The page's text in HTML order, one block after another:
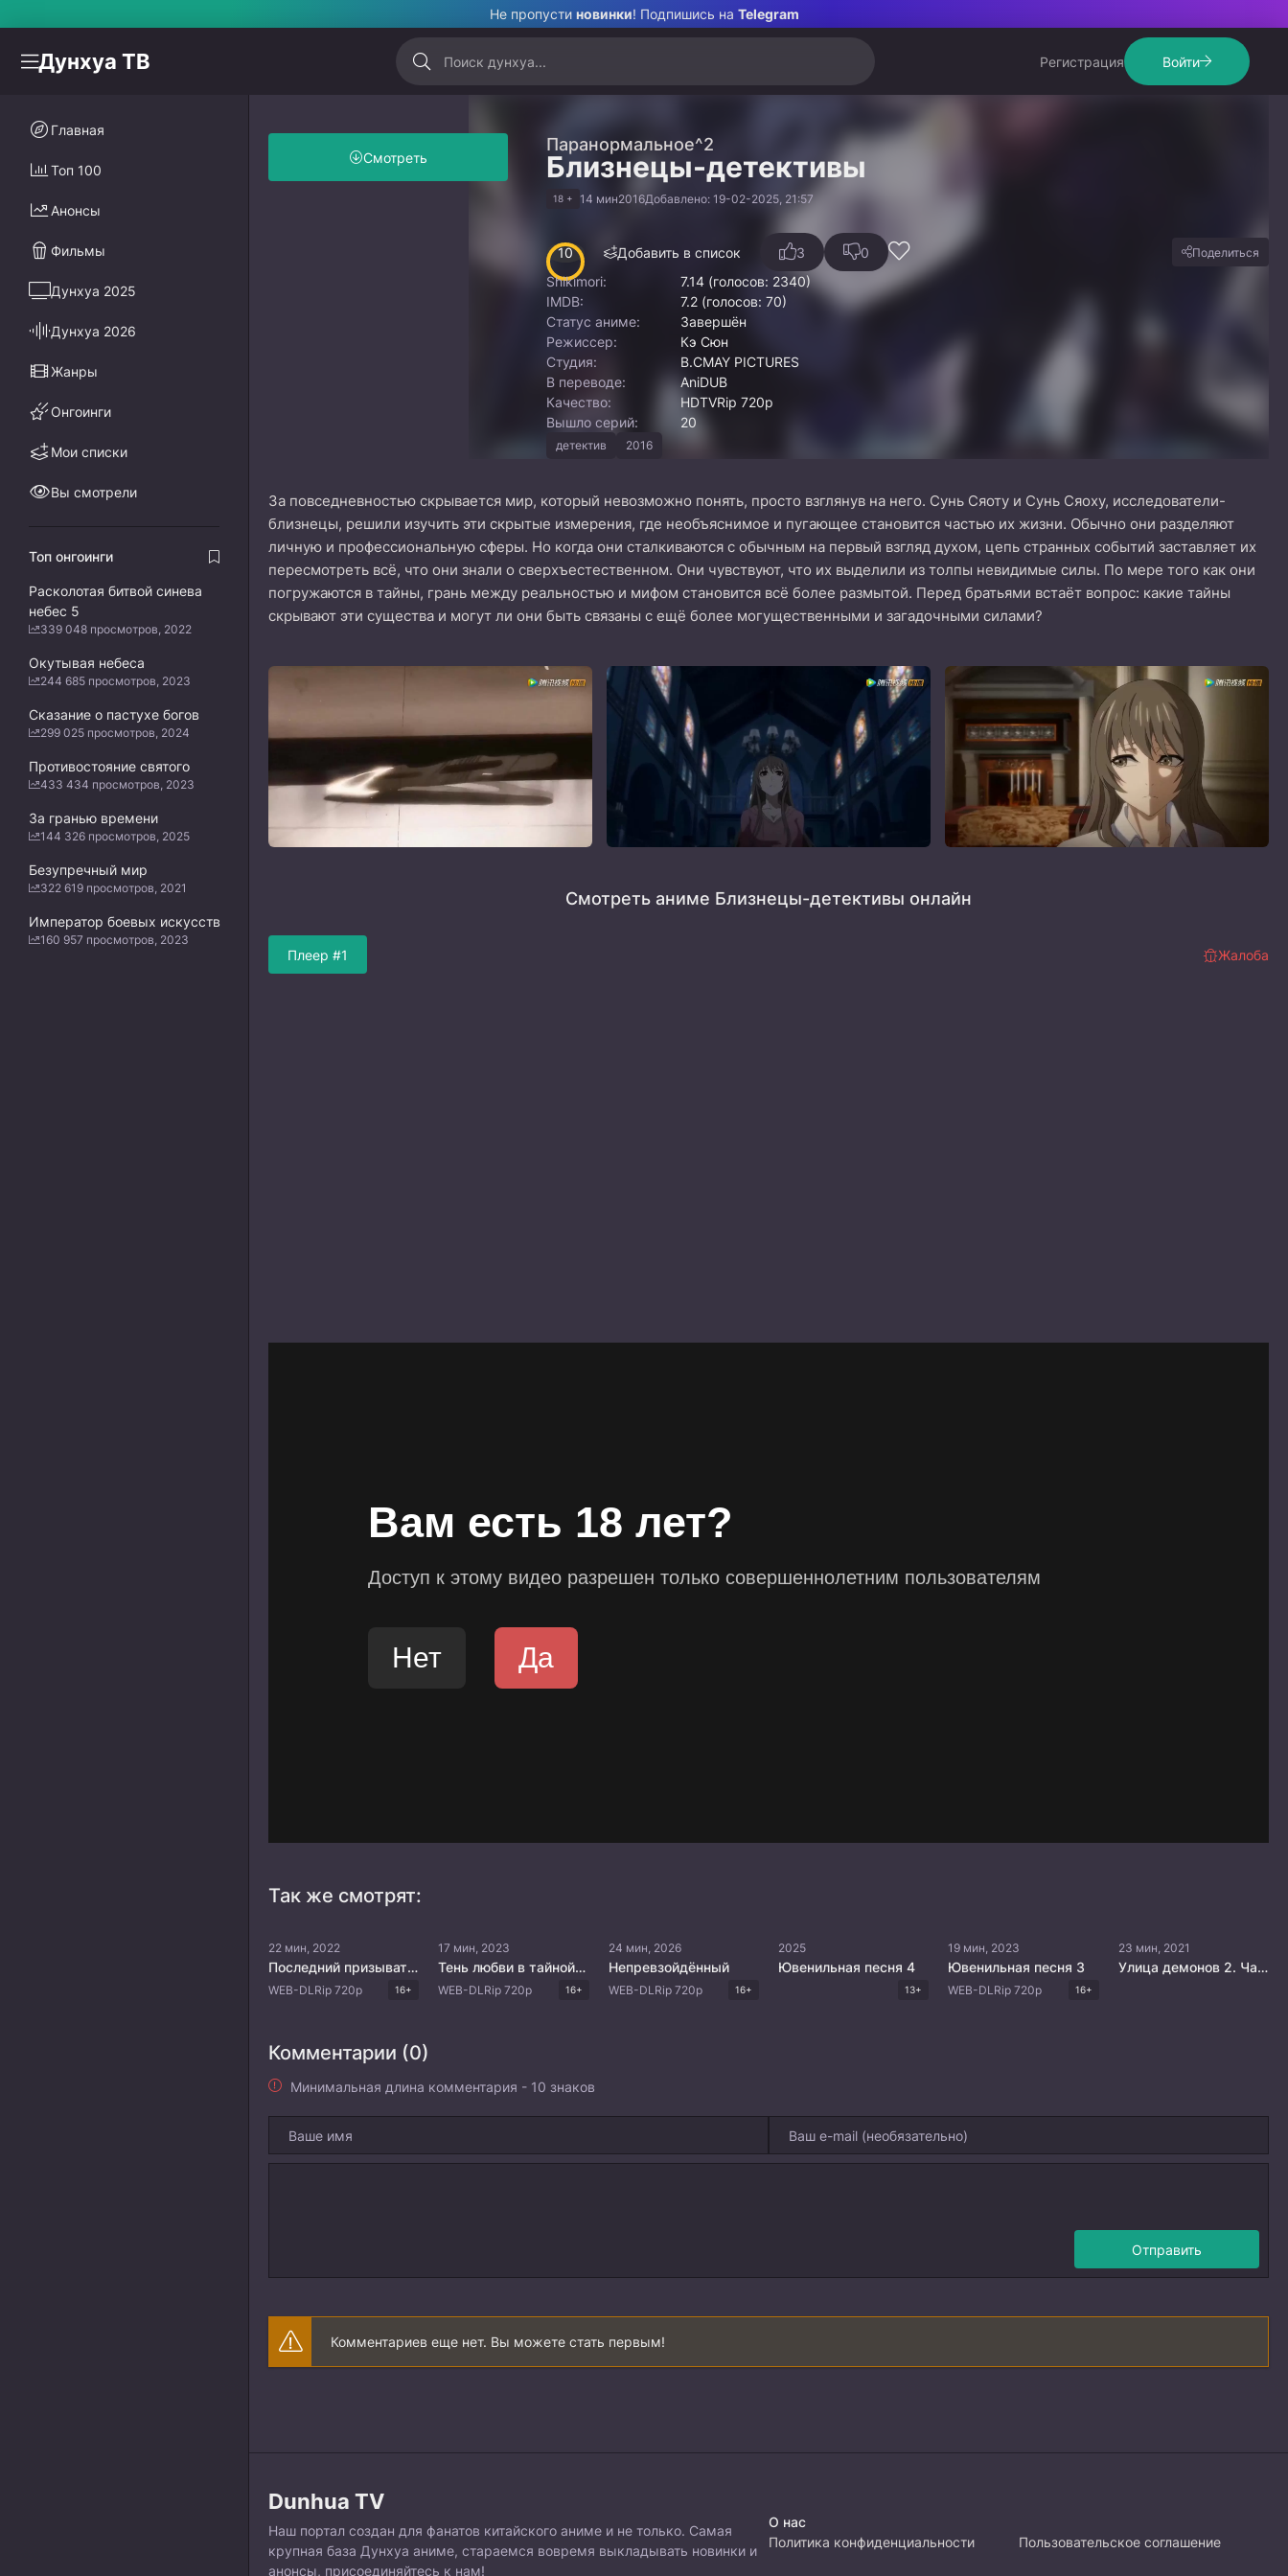
Не пропусти новинки! Подпишись на Telegram
Дунхуа ТВ Регистрация Войти
Паранормальное^2
Близнецы-детективы
18 + 14 мин2016Добавлено: 19-02-2025, 21:57
Смотреть
10 Добавить в список 3 0 Поделиться
Shikimori:
7.14 (голосов: 2340)
IMDB:
7.2 (голосов: 70)
Статус аниме:
Завершён
Режиссер:
Кэ Сюн
Студия:
B.CMAY PICTURES
В переводе:
AniDUB
Качество:
HDTVRip 720p
Вышло серий:
20
детектив 2016
За повседневностью скрывается мир, который невозможно понять, просто взглянув на него. Сунь Сяоту и Сунь Сяоху, исследователи-
близнецы, решили изучить эти скрытые измерения, где необъяснимое и пугающее становится частью их жизни. Обычно они разделяют
личную и профессиональную сферы. Но когда они сталкиваются с обычным на первый взгляд духом, цепь странных событий заставляет их
пересмотреть всё, что они знали о сверхъестественном. Они чувствуют, что их выделили из толпы невидимые силы. По мере того как они
погружаются в тайны, грань между реальностью и мифом становится всё более размытой. Перед братьями встаёт вопрос: какие тайны
скрывают эти существа и могут ли они быть связаны с ещё более могущественными и загадочными силами?
Смотреть аниме Близнецы-детективы онлайн
Плеер #1 Жалоба
Так же смотрят:
22 мин, 2022
Последний призыватель
WEB-DLRip 720p 16+
17 мин, 2023
Тень любви в тайной комнате
WEB-DLRip 720p 16+
24 мин, 2026
Непревзойдённый
WEB-DLRip 720p 16+
2025
Ювенильная песня 4
13+
19 мин, 2023
Ювенильная песня 3
WEB-DLRip 720p 16+
23 мин, 2021
Улица демонов 2. Часть 2
Комментарии (0)
Минимальная длина комментария - 10 знаков
Отправить
Комментариев еще нет. Вы можете стать первым!
Главная
Топ 100
Анонсы
Фильмы
Дунхуа 2025
Дунхуа 2026
Жанры
Онгоинги
Мои списки
Вы смотрели
Топ онгоинги
Расколотая битвой синева
небес 5
339 048 просмотров, 2022
Окутывая небеса
244 685 просмотров, 2023
Сказание о пастухе богов
299 025 просмотров, 2024
Противостояние святого
433 434 просмотров, 2023
За гранью времени
144 326 просмотров, 2025
Безупречный мир
322 619 просмотров, 2021
Император боевых искусств
160 957 просмотров, 2023
Dunhua TV
Наш портал создан для фанатов китайского аниме и не только. Самая
крупная база Дунхуа аниме, стараемся вовремя выкладывать новинки и
анонсы, присоединяйтесь к нам!
О нас
Политика конфиденциальности
Пользовательское соглашение